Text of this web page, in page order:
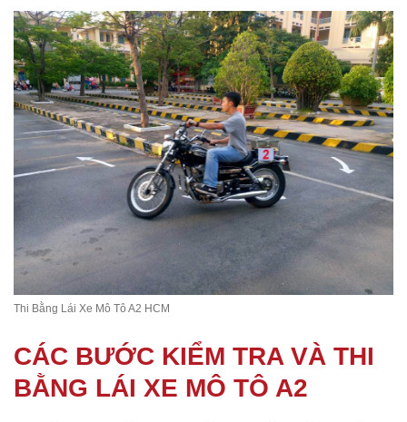
Thi Bằng Lái Xe Mô Tô A2 HCM
CÁC BƯỚC KIỂM TRA VÀ THI
BẰNG LÁI XE MÔ TÔ A2